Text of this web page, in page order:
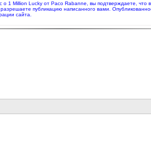
1 Million Lucky от Paco Rabanne, вы подтверждаете,
публикацию написанного вами.
сайта.